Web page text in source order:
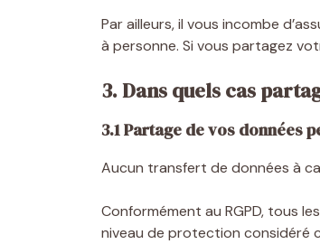
Par ailleurs, il vous incombe
à personne. Si vous partagez
3. Dans quels cas
3.1 Partage de vos données
Aucun transfert de données à
Conformément au RGPD, tous
niveau de protection considéré